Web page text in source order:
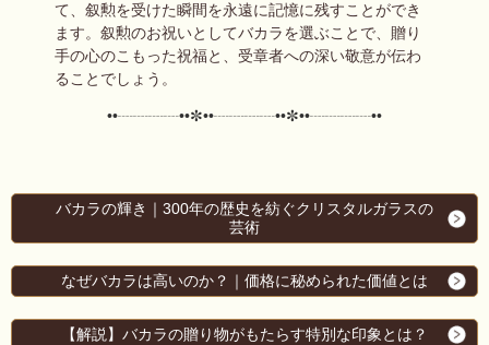
て、叙勲を受けた瞬間を永遠に記憶に残すことができ
ます。叙勲のお祝いとしてバカラを選ぶことで、贈り
手の心のこもった祝福と、受章者への深い敬意が伝わ
ることでしょう。
••┈┈┈┈••✼••┈┈┈┈••✼••┈┈┈┈••
バカラの輝き｜300年の歴史を紡ぐクリスタルガラスの
芸術
なぜバカラは高いのか？｜価格に秘められた価値とは
【解説】バカラの贈り物がもたらす特別な印象とは？